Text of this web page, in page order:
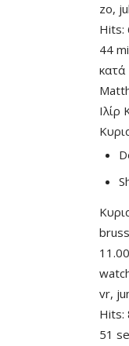
zo,
Hits:
44
Ιλίρ
vr,
Hits:
51